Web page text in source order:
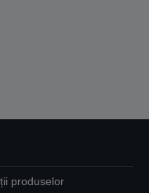
produselor